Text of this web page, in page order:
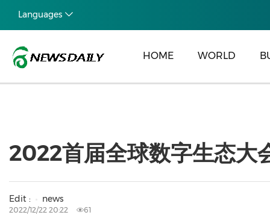
Languages
HOME WORLD
2022首届全球数字生态大
Edit : news
2022/12/22 20:22 61